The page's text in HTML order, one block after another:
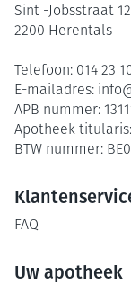
Sint -Jobsstraat
2200 Herentals
Telefoon: 014 23
E-mailadres:
APB nummer:
Apotheek titularis:
BTW nummer:
FAQ
Uw apotheek